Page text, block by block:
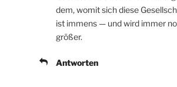
dem, womit sich diese
ist immens — und wird immer
größer.
Antworten